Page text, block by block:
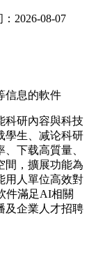
：2026-08-07
信息的軟件
科研內容與科技
學生、减论科研
下载高質量、
間，擴展功能為
用人單位高效對
件滿足AI相關
及企業人才招聘